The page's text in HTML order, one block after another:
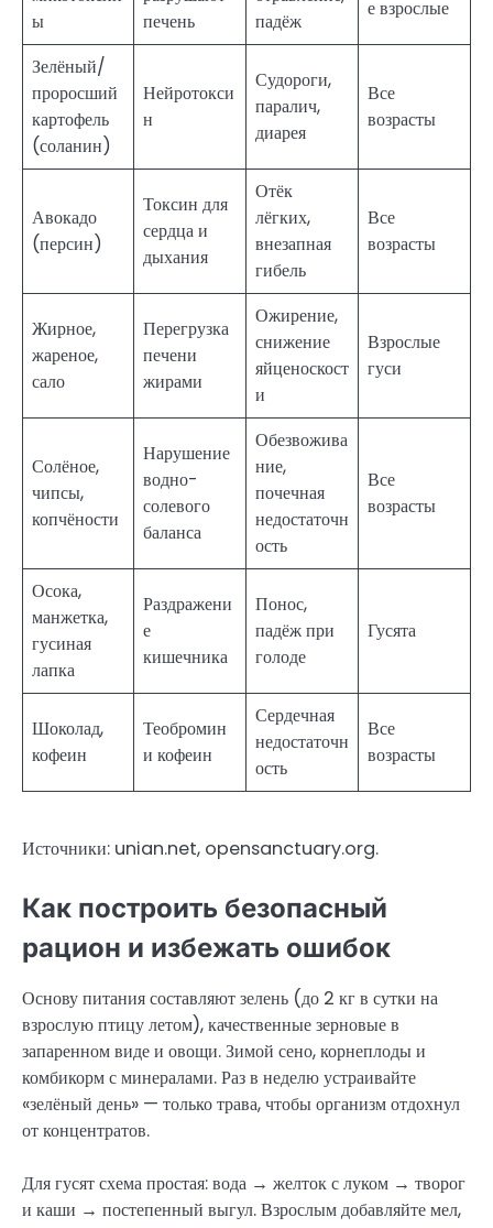
ы
печень
падёж
е взрослые
Зелёный/
проросший
картофель
(соланин)
Нейротокси
н
Судороги,
паралич,
диарея
Все
возрасты
Авокадо
(персин)
Токсин для
сердца и
дыхания
Отёк
лёгких,
внезапная
гибель
Все
возрасты
Жирное,
жареное,
сало
Перегрузка
печени
жирами
Ожирение,
снижение
яйценоскост
и
Взрослые
гуси
Солёное,
чипсы,
копчёности
Нарушение
водно-
солевого
баланса
Обезвожива
ние,
почечная
недостаточн
ость
Все
возрасты
Осока,
манжетка,
гусиная
лапка
Раздражени
е
кишечника
Понос,
падёж при
голоде
Гусята
Шоколад,
кофеин
Теобромин
и кофеин
Сердечная
недостаточн
ость
Все
возрасты
Источники: unian.net, opensanctuary.org.
Как построить безопасный
рацион и избежать ошибок
Основу питания составляют зелень (до 2 кг в сутки на
взрослую птицу летом), качественные зерновые в
запаренном виде и овощи. Зимой сено, корнеплоды и
комбикорм с минералами. Раз в неделю устраивайте
«зелёный день» — только трава, чтобы организм отдохнул
от концентратов.
Для гусят схема простая: вода → желток с луком → творог
и каши → постепенный выгул. Взрослым добавляйте мел,